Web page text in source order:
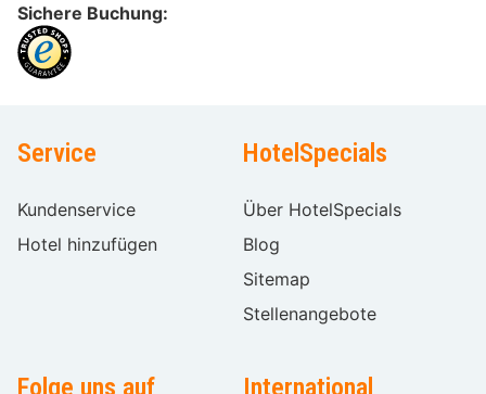
Sichere Buchung:
Service
Kundenservice
Hotel hinzufügen
HotelSpecials
Über HotelSpecials
Blog
Sitemap
Stellenangebote
Folge uns auf International